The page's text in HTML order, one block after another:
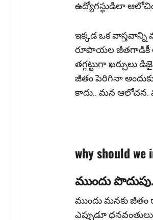
ఉద్యోగ‌స్థుడిలా
ఇక్క‌డ ఒక వాస్త‌వాన్ని
రూపాయ‌ల జీత‌గాడికీ
త‌గ్గ‌ట్టుగా
జీతం పెరిగినా
కాదు.. మ‌న ఆలోచ‌న‌.
why should we
ముందు
ముందు మనకు
ఎప్పుడూ